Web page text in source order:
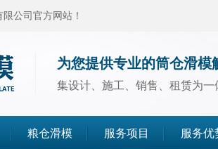
公司官方网站！
为您提供专业的筒仓滑模
集设计、施工、销售、租赁为一
粮仓滑模 服务项目 服务优